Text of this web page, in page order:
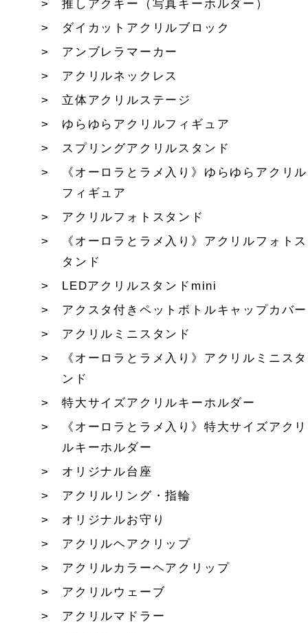
推しアクキー（写真キーホルダー）
ダイカットアクリルブロック
アンブレラマーカー
アクリルネックレス
立体アクリルステージ
ゆらゆらアクリルフィギュア
スプリングアクリルスタンド
《オーロラとラメ入り》ゆらゆらアクリル
フィギュア
アクリルフォトスタンド
《オーロラとラメ入り》アクリルフォトス
タンド
LEDアクリルスタンドmini
アクスタ付きペットボトルキャップカバー
アクリルミニスタンド
《オーロラとラメ入り》アクリルミニスタ
ンド
特大サイズアクリルキーホルダー
《オーロラとラメ入り》特大サイズアクリ
ルキーホルダー
オリジナル台座
アクリルリング・指輪
オリジナルお守り
アクリルヘアクリップ
アクリルカラーヘアクリップ
アクリルウェーブ
アクリルマドラー